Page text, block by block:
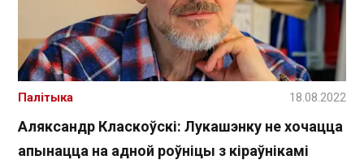
Аляксандр Класкоўскі: Лукашэнку не хочацца
апынацца на адной роўніцы з кіраўнікамі
Палітыка 18.08.2022